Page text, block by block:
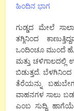
ಹಿಂದಿನ ಭಾಗ
ಗುಡ್ಡದ ಮೇಲೆ
ತಗ್ಗಿನಿಂದ
ಒಂದಿಂಚೂ ಮುಂದೆ
ಮತ್ತು ಚಳಿಗಾಲದಲ್ಲಿ
ಬಿಡುತ್ತದೆ.
ತೆರೆಯನ್ನು
ವಾಹನಗಳ ಸಾಲು
ಎಂಬ ಸುದ್ದಿ.